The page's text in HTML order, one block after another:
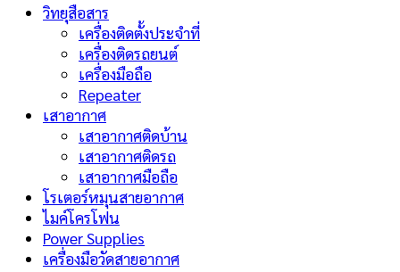
วิทยุสือสาร
เครื่องติดตั้งประจำที่
เครื่องติดรถยนต์
เครื่องมือถือ
Repeater
เสาอากาศ
เสาอากาศติดบ้าน
เสาอากาศติดรถ
เสาอากาศมือถือ
โรเตอร์หมุนสายอากาศ
ไมค์โครโฟน
Power Supplies
เครื่องมือวัดสายอากาศ